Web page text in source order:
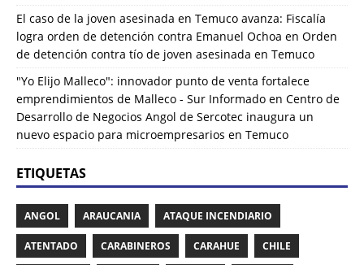
El caso de la joven asesinada en Temuco avanza: Fiscalía
logra orden de detención contra Emanuel Ochoa en Orden
de detención contra tío de joven asesinada en Temuco
"Yo Elijo Malleco": innovador punto de venta fortalece
emprendimientos de Malleco - Sur Informado en Centro de
Desarrollo de Negocios Angol de Sercotec inaugura un
nuevo espacio para microempresarios en Temuco
ETIQUETAS
ANGOL ARAUCANIA ATAQUE INCENDIARIO
ATENTADO CARABINEROS CARAHUE CHILE